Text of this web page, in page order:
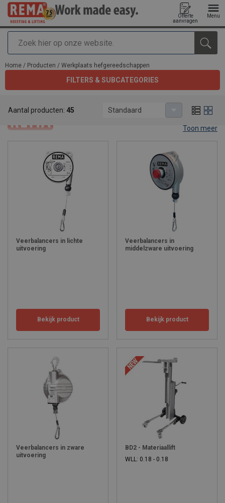
Zoeken
Offerte
aanvragen
Menu
toegevoegd aan uw offerte
Home / Producten / Werkplaats hefgereedschappen
FILTERS & SUBCATEGORIES
Werkplaats
hefgereedschappen.
Als fabrikant van hijs- en hefwerktuigen biedt Rema® een breed
assortiment aan hefgereedschappen die zeer praktisch zijn voor
gebruik in werkplaatsen. Gereedschapbalancers, verschillende
soorten krikken, werkplaatskranen, vatenhantering, schaatsen,
heftafels en heftruckhulpstukken. Ontdek ze nu hieronder.
Toon meer
Aantal producten: 45 Standaard
Veerbalancers in lichte
uitvoering
Bekijk product
Veerbalancers in
middelzware uitvoering
Bekijk product
Veerbalancers in zware
uitvoering
BD2 - Materiaallift
WLL: 0.18 - 0.18